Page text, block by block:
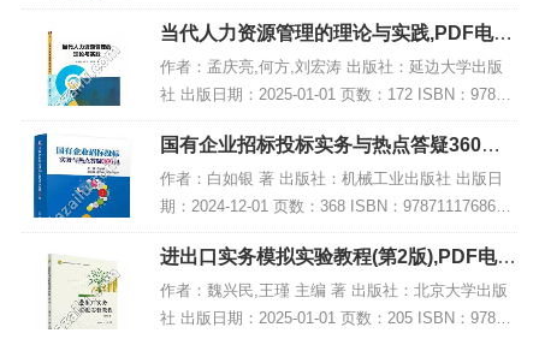
4774 电子书大小：180MB [高清扫描版PDF格式] 内
容简介...
当代人力资源管理的理论与实践,PDF电子
书网盘下载
作者：孟庆亮,何方,刘宏涛 出版社：延边大学出版
社 出版日期：2025-01-01 页数：172 ISBN：97872
30070393 电子书大小：195MB [高清扫描版PDF格
式] 内容...
国有企业招标投标实务与热点答疑360问,
PDF电子书下载
作者：白如银 著 出版社：机械工业出版社 出版日
期：2024-12-01 页数：368 ISBN：9787111768678
电子书大小：242MB [高清扫描版PDF格式] 内容简
介 本书...
进出口实务模拟实验教程(第2版),PDF电子
书下载
作者：魏兴民,王瑾 主编 著 出版社：北京大学出版
社 出版日期：2025-01-01 页数：205 ISBN：97873